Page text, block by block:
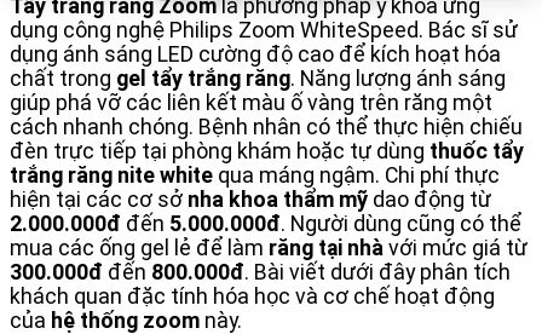
Tẩy trắng răng Zoomlà phương pháp y khoa ứng
dụng công nghệ Philips Zoom WhiteSpeed. Bác sĩ sử
dụng ánh sáng LED cường độ cao để kích hoạt hóa
chất trong gel tẩy trắng răng. Năng lượng ánh sáng
giúp phá vỡ các liên kết màu ố vàng trên răng một
cách nhanh chóng. Bệnh nhân có thể thực hiện chiếu
đèn trực tiếp tại phòng khám hoặc tự dùng thuốc tẩy
trắng răng nite white qua máng ngậm. Chi phí thực
hiện tại các cơ sở nha khoa thẩm mỹ dao động từ
2.000.000đ đến 5.000.000đ. Người dùng cũng có thể
mua các ống gel lẻ để làm răng tại nhà với mức giá từ
300.000đ đến 800.000đ. Bài viết dưới đây phân tích
khách quan đặc tính hóa học và cơ chế hoạt động
của hệ thống zoom này.